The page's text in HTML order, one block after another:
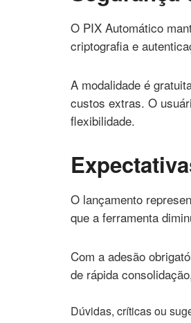
O PIX Automático
criptografia e
A modalidade é
custos extras. O
flexibilidade.
O lançamento
que a ferramenta
Com a adesão
de rápida
Dúvidas, críticas ou